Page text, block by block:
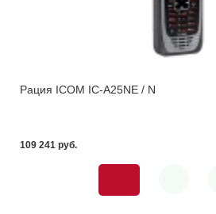
Рация ICOM IC-A25NE / N
109 241 pуб.